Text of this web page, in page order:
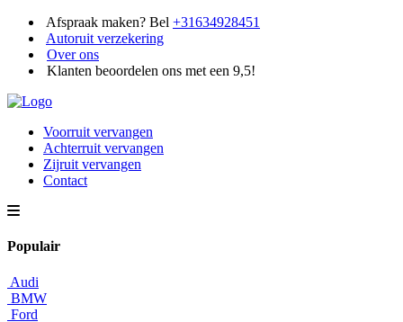
Afspraak maken? Bel +31634928451
Autoruit verzekering
Over ons
Klanten beoordelen ons met een 9,5!
Voorruit vervangen
Achterruit vervangen
Zijruit vervangen
Contact
Populair
Audi
BMW
Ford